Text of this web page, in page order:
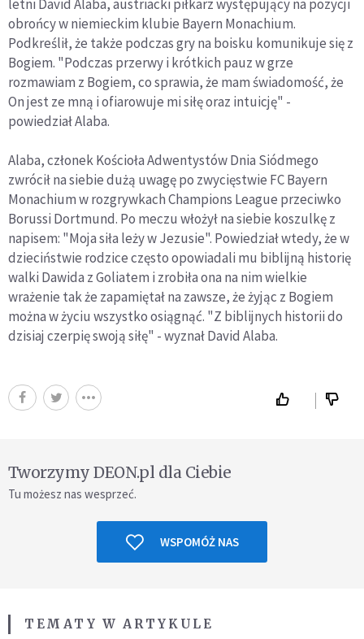
letni David Alaba, austriacki piłkarz występujący na pozycji
obrońcy w niemieckim klubie Bayern Monachium.
Podkreślił, że także podczas gry na boisku komunikuje się z
Bogiem. "Podczas przerwy i krótkich pauz w grze
rozmawiam z Bogiem, co sprawia, że mam świadomość, że
On jest ze mną i ofiarowuje mi siłę oraz intuicję" -
powiedział Alaba.
Alaba, członek Kościoła Adwentystów Dnia Siódmego
zwrócił na siebie dużą uwagę po zwycięstwie FC Bayern
Monachium w rozgrywkach Champions League przeciwko
Borussi Dortmund. Po meczu włożył na siebie koszulkę z
napisem: "Moja siła leży w Jezusie". Powiedział wtedy, że w
dzieciństwie rodzice często opowiadali mu biblijną historię
walki Dawida z Goliatem i zrobiła ona na nim wielkie
wrażenie tak że zapamiętał na zawsze, że żyjąc z Bogiem
można w życiu wszystko osiągnąć. "Z biblijnych historii do
dzisiaj czerpię swoją siłę" - wyznał David Alaba.
Tworzymy DEON.pl dla Ciebie
Tu możesz nas wesprzeć.
WSPOMÓŻ NAS
TEMATY W ARTYKULE